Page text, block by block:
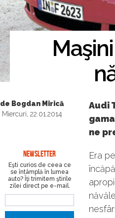
de Bogdan Mirică
Miercuri, 22.01.2014
NEWSLETTER
Eşti curios de ceea ce
se întâmplă în lumea
auto? Îţi trimitem ştirile
zilei direct pe e-mail.
Audi
ne
Era